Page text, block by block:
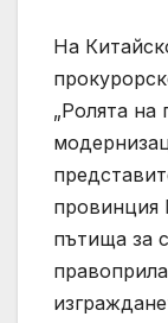
На
„Ролята на
провинция
пътища за